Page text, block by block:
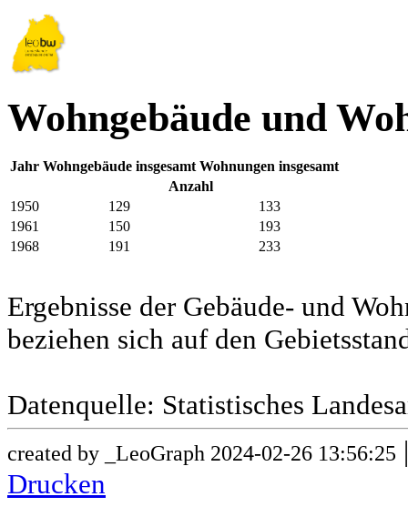
Wohngebäude und
Jahr Wohngebäude insgesamt Wohnungen insgesamt
Anzahl
1950
129
133
1961
150
193
1968
191 233
Ergebnisse der Gebäude- und
beziehen sich auf den
Datenquelle: Statistisches
created by _LeoGraph 2024-02-26 13:56:25
Drucken